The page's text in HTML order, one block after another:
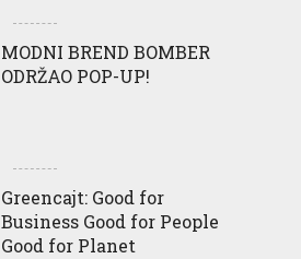
MODNI BREND BOMBER
ODRŽAO POP-UP!
Greencajt: Good for
Business Good for People
Good for Planet